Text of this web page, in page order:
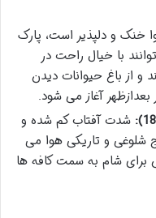
خنک و دلپذیر است، پارک
با خیال راحت در
از باغ حیوانات دیدن
بعدازظهر آغاز می شود.
شدت آفتاب کم شده و
شلوغی و تاریکی هوا می
برای شام به سمت کافه ها